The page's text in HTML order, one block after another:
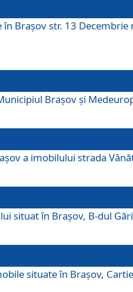
Brașov str. 13
Brașov și
a imobilului strada
situat în Brașov, B-dul
situate în Braşov,